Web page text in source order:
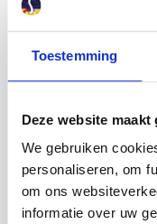
Toestemming
Deze website
We gebruiken
personaliseren, om
om ons
informatie over uw
was sterker dan ik
niet kunnen
een happy end.
EN IS WEER
PRACHTIG